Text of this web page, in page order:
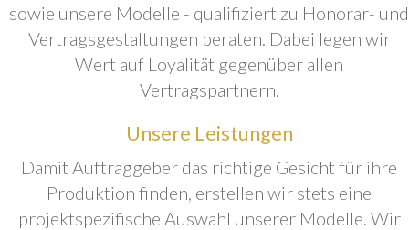
sowie unsere Modelle - qualifiziert zu Honorar- und
Vertragsgestaltungen beraten. Dabei legen wir
Wert auf Loyalität gegenüber allen
Vertragspartnern.
Unsere Leistungen
Damit Auftraggeber das richtige Gesicht für ihre
Produktion finden, erstellen wir stets eine
projektspezifische Auswahl unserer Modelle. Wir